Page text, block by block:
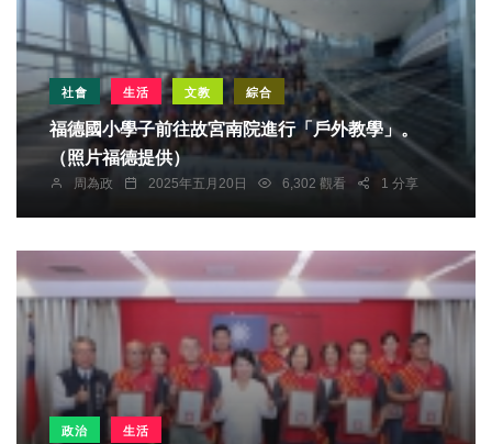
社會 生活 文教 綜合
福德國小學子前往故宮南院進行「戶外教學」。
（照片福德提供）
周為政 2025年五月20日 6,302 觀看 1 分享
政治 生活